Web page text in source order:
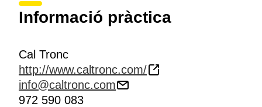
Informació pràctica
Cal Tronc
http://www.caltronc.com/
info@caltronc.com
972 590 083